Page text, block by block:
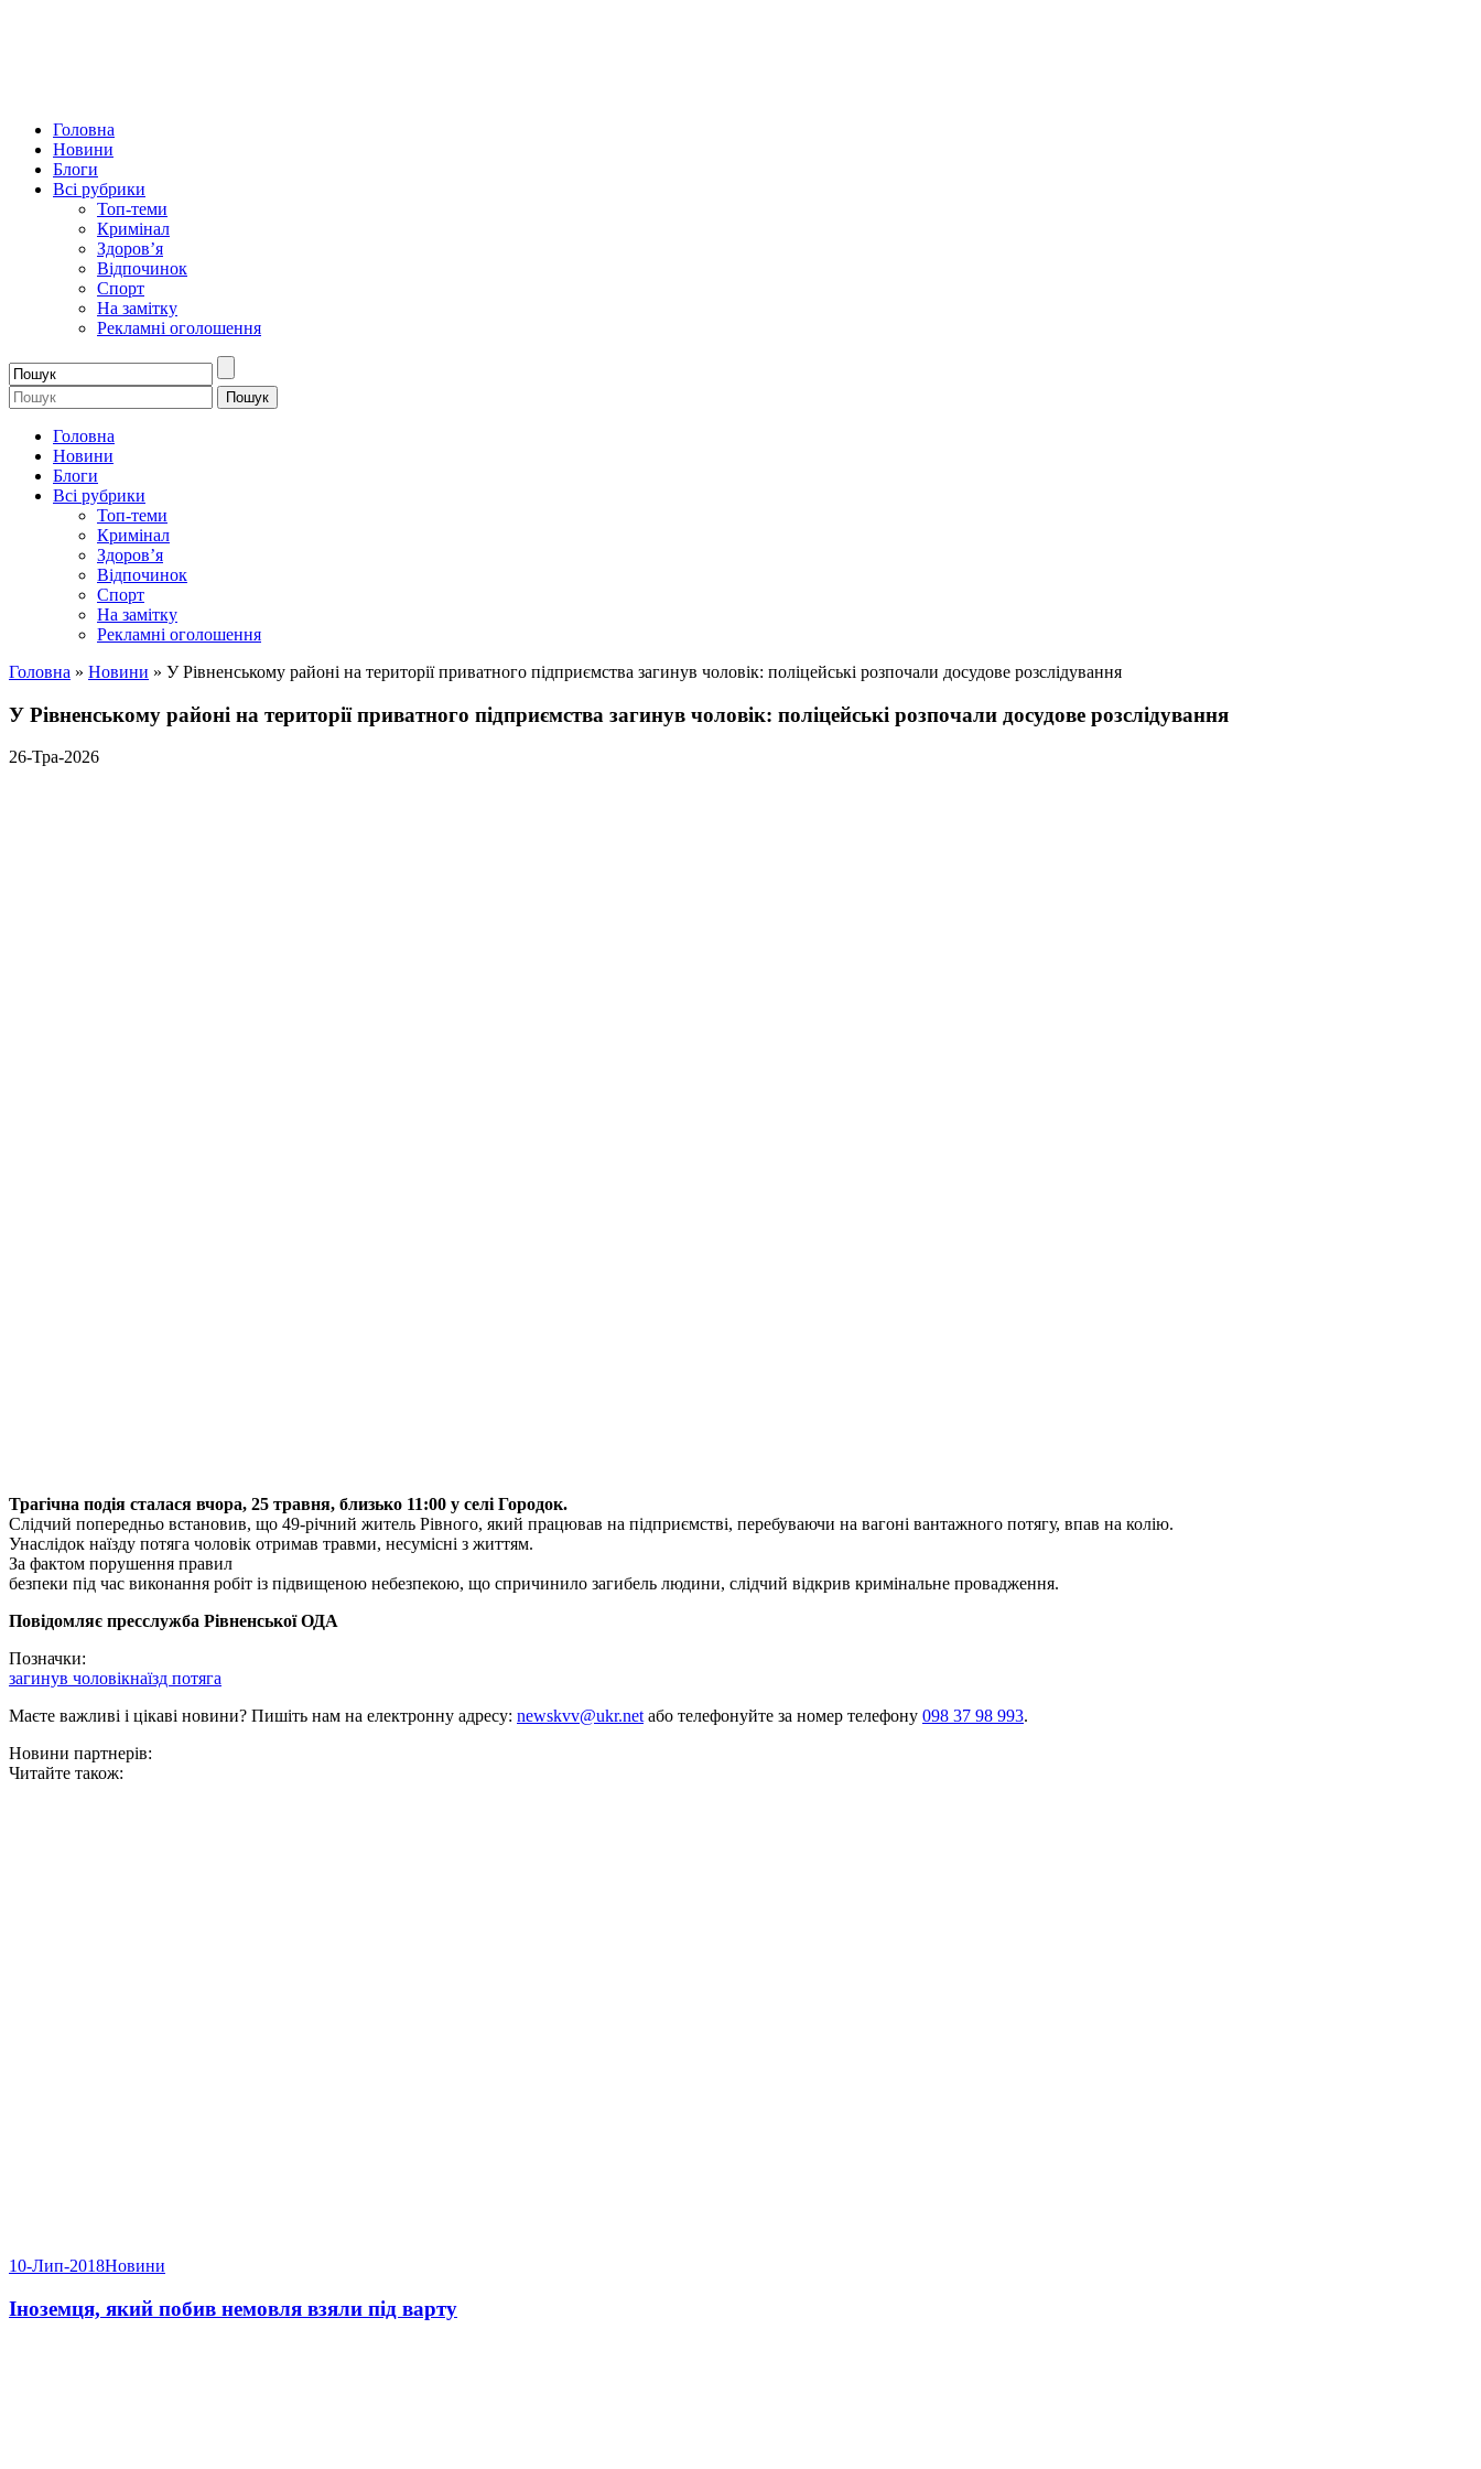
Головна
Новини
Блоги
Всі рубрики
Топ-теми
Кримінал
Здоров’я
Відпочинок
Спорт
На замітку
Рекламні оголошення
Головна
Новини
Блоги
Всі рубрики
Топ-теми
Кримінал
Здоров’я
Відпочинок
Спорт
На замітку
Рекламні оголошення
Головна » Новини » У Рівненському районі на території приватного підприємства загинув чоловік: поліцейські розпочали досудове розслідування
У Рівненському районі на території приватного підприємства загинув чоловік: поліцейські розпочали досудове розслідування
26-Тра-2026
Трагічна подія сталася вчора, 25 травня, близько 11:00 у селі Городок.
Слідчий попередньо встановив, що 49-річний житель Рівного, який працював на підприємстві, перебуваючи на вагоні вантажного потягу, впав на колію.
Унаслідок наїзду потяга чоловік отримав травми, несумісні з життям.
За фактом порушення правил
безпеки під час виконання робіт із підвищеною небезпекою, що спричинило загибель людини, слідчий відкрив кримінальне провадження.
Повідомляє пресслужба Рівненської ОДА
Позначки:
загинув чоловікнаїзд потяга
Маєте важливі і цікаві новини? Пишіть нам на електронну адресу: newskvv@ukr.netабо телефонуйте за номер телефону 098 37 98 993.
Новини партнерів:
Читайте також:
10-Лип-2018Новини
Іноземця, який побив немовля взяли під варту